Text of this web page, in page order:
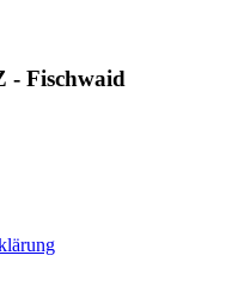
- Fischwaid